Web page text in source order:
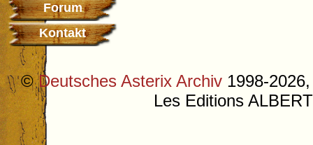
Forum
Kontakt
©Deutsches Asterix Archiv 1998-
Les Editions